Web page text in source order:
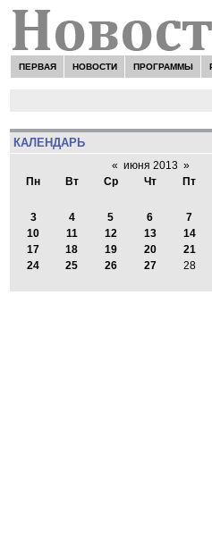
ПЕРВАЯ НОВОСТИ ПРОГРАММЫ
КАЛЕНДАРЬ
« июня 2013 »
Пн
Вт Ср Чт Пт
3
4 5 6 7
10
11 12 13 14
17
18 19 20 21
24
25 26 27 28